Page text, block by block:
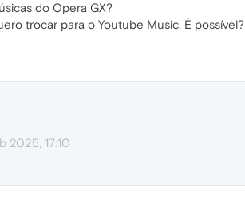
do Opera GX?
trocar para o Youtube Music. É possível?
2025, 17:10